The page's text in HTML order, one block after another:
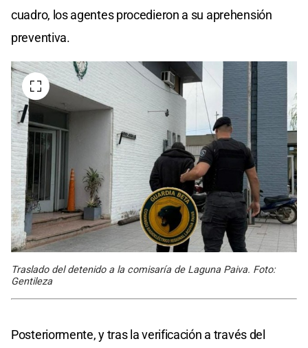
cuadro, los agentes procedieron a su aprehensión
preventiva.
Traslado del detenido a la comisaría de Laguna Paiva. Foto:
Gentileza
Posteriormente, y tras la verificación a través del